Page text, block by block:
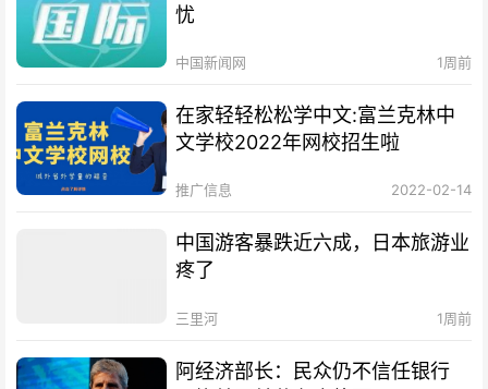
忧
中国新闻网 1周前
在家轻轻松松学中文:富兰克林中
文学校2022年网校招生啦
推广信息 2022-02-14
中国游客暴跌近六成，日本旅游业
疼了
三里河 1周前
阿经济部长：民众仍不信任银行